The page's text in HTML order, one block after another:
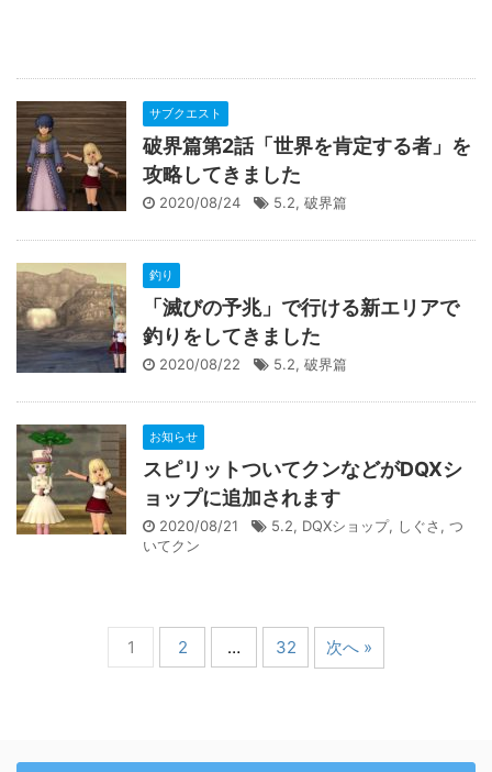
サブクエスト
破界篇第2話「世界を肯定する者」を
攻略してきました
2020/08/24 5.2, 破界篇
釣り
「滅びの予兆」で行ける新エリアで
釣りをしてきました
2020/08/22 5.2, 破界篇
お知らせ
スピリットついてクンなどがDQXシ
ョップに追加されます
2020/08/21 5.2, DQXショップ, しぐさ , つ
いてクン
1 2 … 32 次へ »